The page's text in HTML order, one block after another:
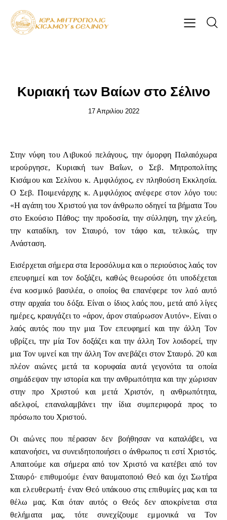
Κυριακή των Βαίων στο Σέλινο
17 Απριλίου 2022
Στην νύφη του Λιβυκού πελάγους, την όμορφη Παλαιόχωρα
ιερούργησε, Κυριακή των Βαΐων, ο Σεβ. Μητροπολίτης
Κισάμου και Σελίνου κ. Αμφιλόχιος, εν πληθούση Εκκλησία.
Ο Σεβ. Ποιμενάρχης κ. Αμφιλόχιος ανέφερε στον λόγο του:
«Η αγάπη του Χριστού για τον άνθρωπο οδηγεί τα βήματα Του
στο Εκούσιο Πάθος: την προδοσία, την σύλληψη, την χλεύη,
την καταδίκη, τον Σταυρό, τον τάφο και, τελικώς, την
Ανάσταση.
Εισέρχεται σήμερα στα Ιεροσόλυμα και ο περιούσιος λαός τον
επευφημεί και τον δοξάζει, καθώς θεωρούσε ότι υποδέχεται
ένα κοσμικό βασιλέα, ο οποίος θα επανέφερε τον λαό αυτό
στην αρχαία του δόξα. Είναι ο ίδιος λαός που, μετά από λίγες
ημέρες, κραυγάζει το «άρον, άρον σταύρωσον Αυτόν». Είναι ο
λαός αυτός που την μια Τον επευφημεί και την άλλη Τον
υβρίζει, την μία Τον δοξάζει και την άλλη Τον λοιδορεί, την
μια Τον υμνεί και την άλλη Τον ανεβάζει στον Σταυρό. 20 και
πλέον αιώνες μετά τα κορυφαία αυτά γεγονότα τα οποία
σημάδεψαν την ιστορία και την ανθρωπότητα και την χώρισαν
στην προ Χριστού και μετά Χριστόν, η ανθρωπότητα,
αδελφοί, επαναλαμβάνει την ίδια συμπεριφορά προς το
πρόσωπο του Χριστού.
Οι αιώνες που πέρασαν δεν βοήθησαν να καταλάβει, να
κατανοήσει, να συνειδητοποιήσει ο άνθρωπος τι εστί Χριστός.
Απαιτούμε και σήμερα από τον Χριστό να κατέβει από τον
Σταυρό· επιθυμούμε έναν θαυματοποιό Θεό και όχι Σωτήρα
και ελευθερωτή· έναν Θεό υπάκουο στις επιθυμίες μας και τα
θέλω μας. Και όταν αυτός ο Θεός δεν αποκρίνεται στα
θελήματα μας, τότε συνεχίζουμε εμμονικά να Τον